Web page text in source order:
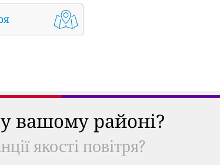
у вашому районі?
якості повітря?